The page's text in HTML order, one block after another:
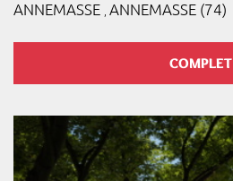
ANNEMASSE ANNEMASSE (74)
COMPLET